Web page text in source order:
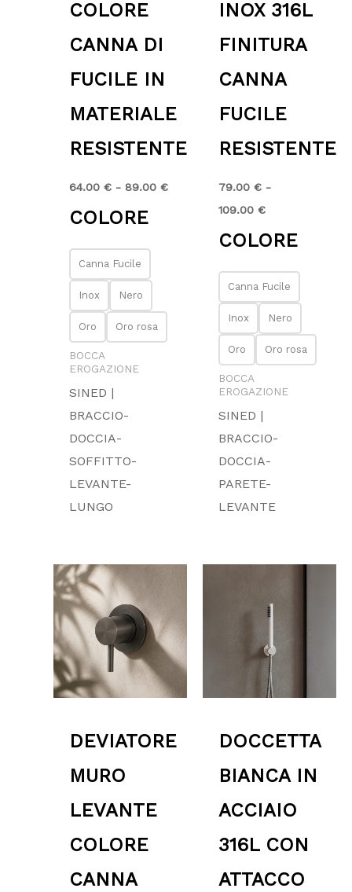
COLORE
CANNA DI
FUCILE IN
MATERIALE
RESISTENTE
64.00 € - 89.00 €
COLORE
Canna Fucile
Inox Nero
Oro Oro rosa
BOCCA
EROGAZIONE
SINED |
BRACCIO-
DOCCIA-
SOFFITTO-
LEVANTE-
LUNGO
INOX 316L
FINITURA
CANNA
FUCILE
RESISTENTE
79.00 € -
109.00 €
COLORE
Canna Fucile
Inox Nero
Oro Oro rosa
BOCCA
EROGAZIONE
SINED |
BRACCIO-
DOCCIA-
PARETE-
LEVANTE
DEVIATORE
MURO
LEVANTE
COLORE
CANNA
Fascia
di
prezzo:
da
199.00 €
a
269.00 €
DOCCETTA
BIANCA IN
ACCIAIO
316L CON
ATTACCO